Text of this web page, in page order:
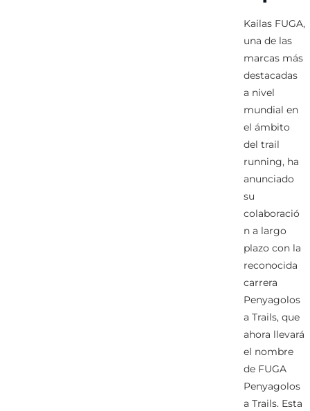
Kailas FUGA,
una de las
marcas más
destacadas
a nivel
mundial en
el ámbito
del trail
running, ha
anunciado
su
colaboració
n a largo
plazo con la
reconocida
carrera
Penyagolos
a Trails, que
ahora llevará
el nombre
de FUGA
Penyagolos
a Trails. Esta